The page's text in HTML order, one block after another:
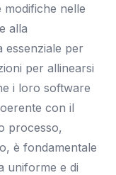
nelle
alla
essenziale per
per allinearsi
i loro software
con il
processo,
è fondamentale
uniforme e di